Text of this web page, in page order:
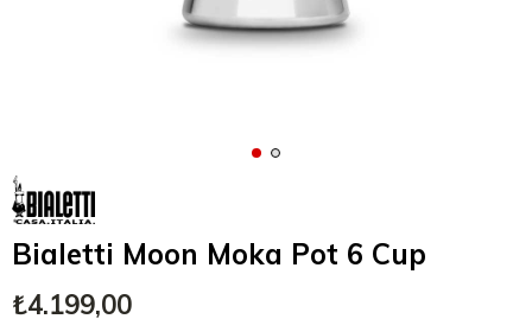
Bialetti Moon Moka Pot 6 Cup
₺4.199,00